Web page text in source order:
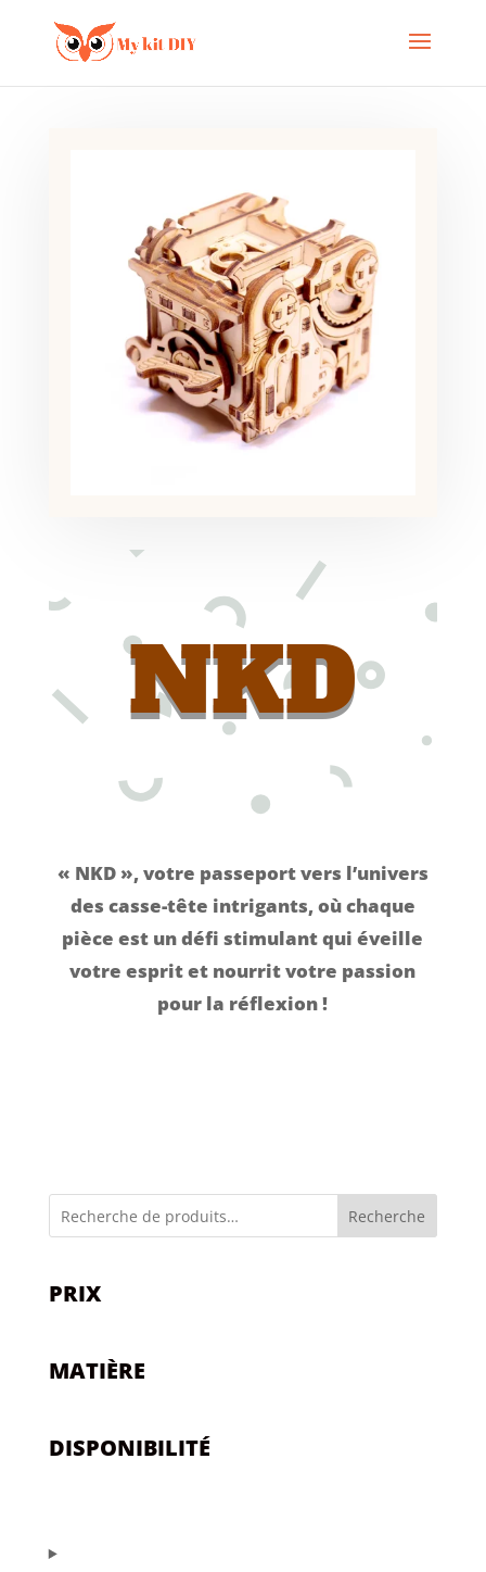
NKD
« NKD », votre passeport vers l’univers
des casse-tête intrigants, où chaque
pièce est un défi stimulant qui éveille
votre esprit et nourrit votre passion
pour la réflexion !
Recherche
PRIX
MATIÈRE
DISPONIBILITÉ